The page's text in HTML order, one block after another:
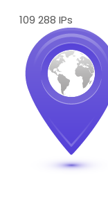
109 288 IPs